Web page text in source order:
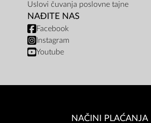
Uslovi čuvanja poslovne tajne
NAĐITE NAS
Facebook
Instagram
Youtube
NAČINI PLAĆANJA